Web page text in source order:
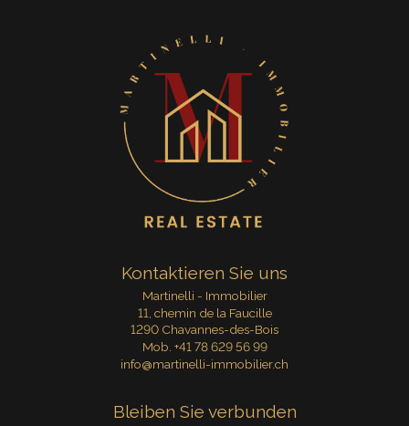
Kontaktieren Sie uns
Martinelli - Immobilier
11, chemin de la Faucille
1290 Chavannes-des-Bois
Mob. +41 78 629 56 99
info@martinelli-immobilier.ch
Bleiben Sie verbunden